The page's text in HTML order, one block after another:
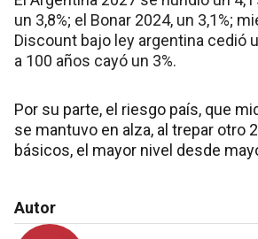
un 3,8%; el Bonar 2024, un 3,1%;
Discount bajo ley argentina cedió
a 100 años cayó un 3%.
Por su parte, el riesgo país, que
se mantuvo en alza, al trepar otro
básicos, el mayor nivel desde
Autor